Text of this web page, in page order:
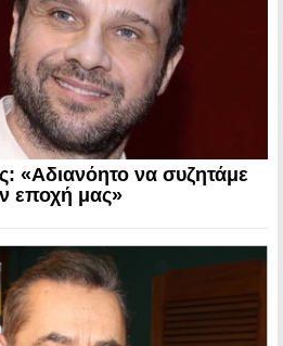
«Αδιανόητο να συζητάμε
εποχή μας»